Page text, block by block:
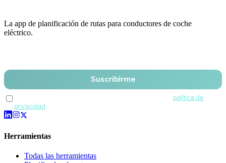
La app de planificación de rutas para conductores de coche
eléctrico.
Suscribirme
política de
privacidad
Herramientas
Todas las herramientas